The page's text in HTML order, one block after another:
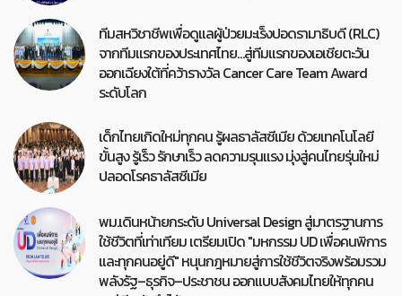
ทีมสหวิชาชีพเพื่อดูแลผู้ป่วยมะเร็งปอดรามาธิบดี (RLC)
จากทีมแรกของประเทศไทย…สู่ทีมแรกของเอเชียตะวัน
ออกเฉียงใต้ที่คว้ารางวัล Cancer Care Team Award
ระดับโลก
เด็กไทยเกิดใหม่ทุกคน รู้ผลธาลัสซีเมีย ด้วยเทคโนโลยี
ขั้นสูง รู้เร็ว รักษาเร็ว ลดความรุนแรง มุ่งสู่คนไทยรุ่นใหม่
ปลอดโรคธาลัสซีเมีย
พม.เดินหน้ายกระดับ Universal Design สู่มาตรฐานการ
ใช้ชีวิตที่เท่าเทียม เตรียมเปิด "มหกรรม UD เพื่อคนพิการ
และทุกคนอยู่ดี" หนุนกฎหมายสู่การใช้ชีวิตจริงพร้อมรวม
พลังรัฐ–ธุรกิจ–ประชาชน ออกแบบสังคมไทยให้ทุกคน